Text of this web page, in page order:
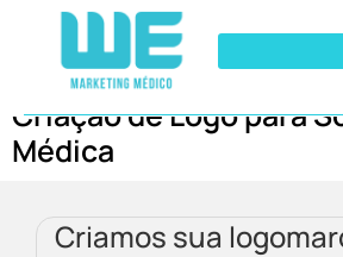
Criação de Logo para
Médica
Criamos sua